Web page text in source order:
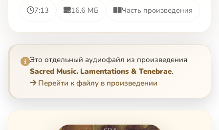
7:13 16.6 МБ Часть произведения
Это отдельный аудиофайл из произведения
Sacred Music. Lamentations & Tenebrae.
Перейти к файлу в произведении